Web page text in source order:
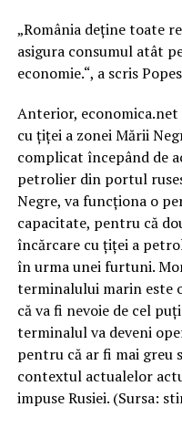
„România deține toate
asigura consumul atât
economie.“, a scris
Anterior,
cu țiței a zonei Mării
complicat începând de
petrolier din portul
Negre, va funcționa o
capacitate, pentru că
încărcare cu țiței a
în urma unei furtuni.
terminalului marin este
că va fi nevoie de cel
terminalul va deveni
pentru că ar fi mai greu
contextul actualelor
impuse Rusiei. (Sursa: